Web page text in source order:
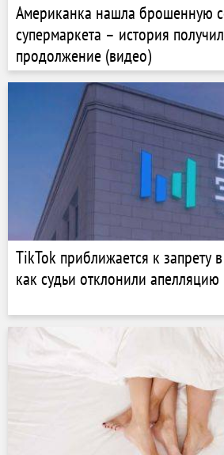
Американка нашла брошенную
супермаркета – история
продолжение (видео)
TikTok приближается к запрету
как судьи отклонили апелляцию